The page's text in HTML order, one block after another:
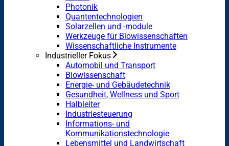
Photonik
Quantentechnologien
Solarzellen und -module
Werkzeuge für Biowissenschaften
Wissenschaftliche Instrumente
Industrieller Fokus
Automobil und Transport
Biowissenschaft
Energie- und Gebäudetechnik
Gesundheit, Wellness und Sport
Halbleiter
Industriesteuerung
Informations- und
Kommunikationstechnologie
Lebensmittel und Landwirtschaft